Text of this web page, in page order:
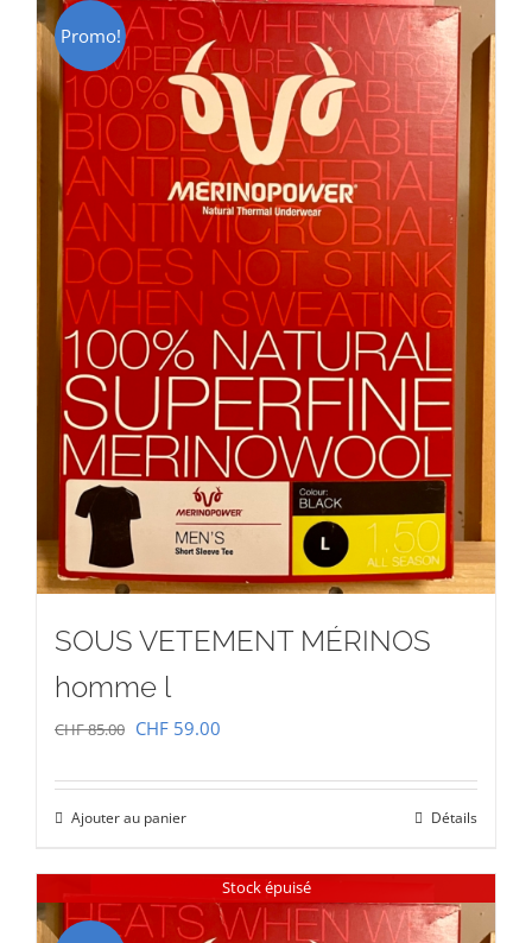
Promo!
SOUS VETEMENT MÉRINOS
homme l
CHF85.00 Le
initial
était :
CHF 85.00.
CHF 59.00
actuel
CHF 59.00.
Ajouter au panier Détails
Stock épuisé